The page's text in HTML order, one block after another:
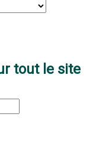
tout le site